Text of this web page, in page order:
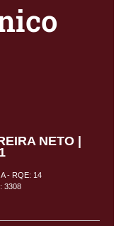
NETO |
- RQE: 14
3308